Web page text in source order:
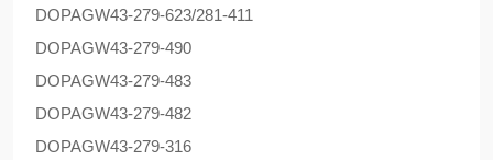
DOPAGW43-279-623/281-411
DOPAGW43-279-490
DOPAGW43-279-483
DOPAGW43-279-482
DOPAGW43-279-316